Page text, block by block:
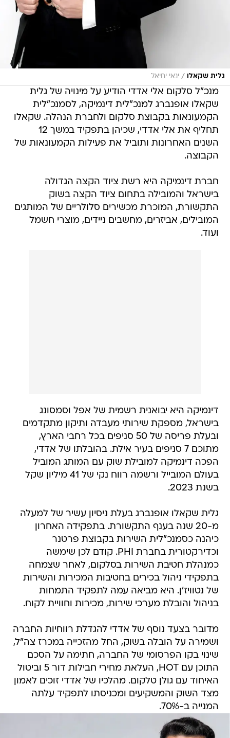
גלית שקאלו / ינאי יחיאל
מנכ"ל סלקום אלי אדדי הודיע על מינויה של גלית
שקאלו אופנברג למנכ"לית דינמיקה, לסמנכ"לית
הקמעונאות בקבוצת סלקום ולחברת הנהלה. שקאלו
תחליף את אלי אדדי, שכיהן בתפקיד במשך 12
השנים האחרונות ותוביל את פעילות הקמעונאות של
הקבוצה.
חברת דינמיקה היא רשת ציוד הקצה הגדולה
בישראל והמובילה בתחום ציוד הקצה בשוק
התקשורת, המוכרת מכשירים סלולריים של המותגים
המובילים, אביזרים, מחשבים ניידים, מוצרי חשמל
ועוד.
דינמיקה היא יבואנית רשמית של אפל וסמסונג
בישראל, מספקת שירותי מעבדה ותיקון מתקדמים
ובעלת פריסה של 50 סניפים בכל רחבי הארץ,
מתוכם 7 סניפים בעיר אילת. בהובלתו של אדדי,
הפכה דינמיקה למובילת שוק עם המותג המוביל
בעולם המובייל ורשמה רווח נקי של 41 מיליון שקל
בשנת 2023.
גלית שקאלו אופנברג בעלת ניסיון עשיר של למעלה
מ-20 שנה בענף התקשורת. בתפקידה האחרון
כיהנה כסמנכ"לית השירות בקבוצת פרטנר
וכדירקטורית בחברת PHI. קודם לכן שימשה
כמנהלת חטיבת השירות בסלקום, לאחר שצמחה
בתפקידי ניהול בכירים בחטיבות המכירות והשירות
של נטוויז'ן. היא מביאה עמה לתפקיד התמחות
בניהול והובלת מערכי שירות, מכירות וחוויית לקוח.
מדובר בצעד נוסף של אדדי להגדלת רווחיות החברה
ושמירה על הובלה בשוק, החל מהזכייה במכרז צה"ל,
שינוי בקו הפרסומי של החברה, חתימה על הסכם
התוכן עם HOT, העלאת מחירי חבילות דור 5 וביטול
האיחוד עם גולן טלקום. מהלכיו של אדדי זוכים לאמון
מצד השוק והמשקיעים ומכניסתו לתפקיד עלתה
המנייה ב-70%.